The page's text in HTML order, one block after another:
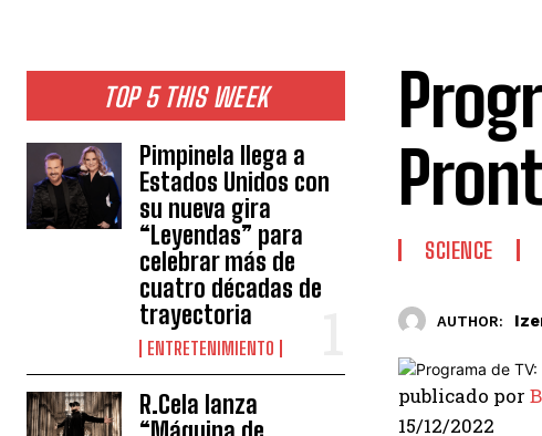
TOP 5 THIS WEEK
Pimpinela llega a
Estados Unidos con
su nueva gira
“Leyendas” para
celebrar más de
cuatro décadas de
trayectoria
ENTRETENIMIENTO
R.Cela lanza
SCIENCE
AUTHOR:
publicado por
15/12/2022